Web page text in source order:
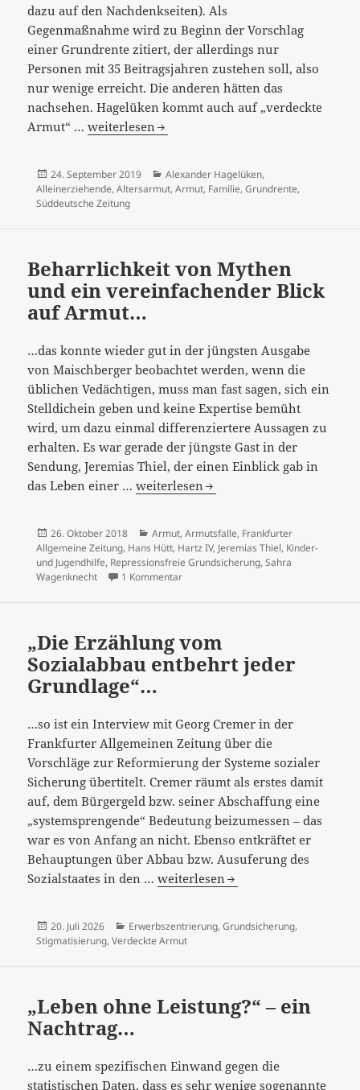
dazu auf den Nachdenkseiten). Als
Gegenmaßnahme wird zu Beginn der Vorschlag
einer Grundrente zitiert, der allerdings nur
Personen mit 35 Beitragsjahren zustehen soll, also
nur wenige erreicht. Die anderen hätten das
nachsehen. Hagelüken kommt auch auf „verdeckte
Armut“ …“Die
–
und
Empfehlungen…
weiterlesen
Veröffentlicht
am
24. September 2019 Kategorien
Alexander Hagelüken,
Alleinerziehende, Altersarmut, Armut, Familie, Grundrente,
Süddeutsche Zeitung
Beharrlichkeit von Mythen
und ein vereinfachender Blick
auf Armut…
…das konnte wieder gut in der jüngsten Ausgabe
von Maischberger beobachtet werden, wenn die
üblichen Vedächtigen, muss man fast sagen, sich ein
Stelldichein geben und keine Expertise bemüht
wird, um dazu einmal differenziertere Aussagen zu
erhalten. Es war gerade der jüngste Gast in der
Sendung, Jeremias Thiel, der einen Einblick gab in
das Leben einer …Beharrlichkeit
und
ein
vereinfachender
Armut…
weiterlesen
Veröffentlicht
am
26. Oktober 2018 Kategorien
Armut, Armutsfalle, Frankfurter
Allgemeine Zeitung, Hans Hütt, Hartz IV, Jeremias Thiel, Kinder-
und Jugendhilfe, Repressionsfreie Grundsicherung, Sahra
Wagenknecht
1 Kommentarzu Beharrlichkeit von Mythen und ein
„Die Erzählung vom
Sozialabbau entbehrt jeder
Grundlage“…
…so ist ein Interview mit Georg Cremer in der
Frankfurter Allgemeinen Zeitung über die
Vorschläge zur Reformierung der Systeme sozialer
Sicherung übertitelt. Cremer räumt als erstes damit
auf, dem Bürgergeld bzw. seiner Abschaffung eine
„systemsprengende“ Bedeutung beizumessen – das
war es von Anfang an nicht. Ebenso entkräftet er
Behauptungen über Abbau bzw. Ausuferung des
Sozialstaates in den …„Die
Sozialabbau
weiterlesen
Veröffentlicht
am
20. Juli 2026 Kategorien
Erwerbszentrierung, Grundsicherung,
Stigmatisierung, Verdeckte Armut
„Leben ohne Leistung?“ – ein
Nachtrag…
…zu einem spezifischen Einwand gegen die
statistischen Daten, dass es sehr wenige sogenannte